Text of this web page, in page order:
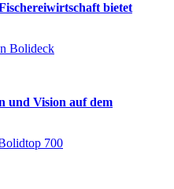
bietet
und Vision auf dem